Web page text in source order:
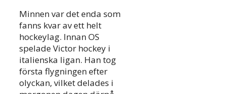
Minnen var det enda som
fanns kvar av ett helt
hockeylag. Innan OS
spelade Victor hockey i
italienska ligan. Han tog
första flygningen efter
olyckan, vilket delades i